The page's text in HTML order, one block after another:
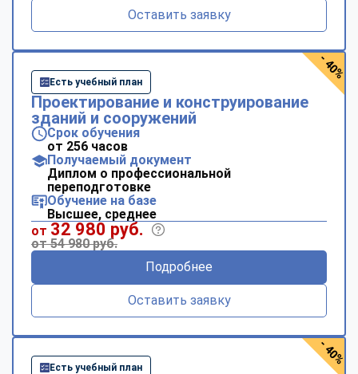
Оставить заявку
Есть учебный план
Проектирование и конструирование
зданий и сооружений
Срок обучения
от 256 часов
Получаемый документ
Диплом о профессиональной
переподготовке
Обучение на базе
Высшее, среднее
от 32 980 руб.
от 54 980 руб.
Подробнее
Оставить заявку
- 40%
Есть учебный план
- 40%